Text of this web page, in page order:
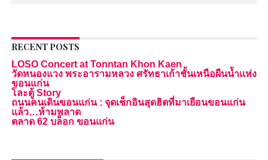
RECENT POSTS
LOSO Concert at Tonntan Khon Kaen
วัดหนองแวง พระอารามหลวง ศรัทธาเก้าชั้นเหนือผืนน้ำแห่ง
ขอนแก่น
โละตู้ Story
ถนนคนเดินขอนแก่น : จุดเช็กอินสุดฮิตที่มาเยือนขอนแก่น
แล้ว…ห้ามพลาด
ตลาด 62 บล็อก ขอนแก่น